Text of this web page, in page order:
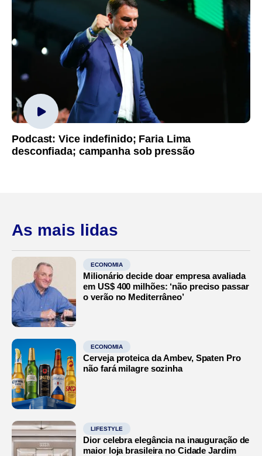
Podcast: Vice indefinido; Faria Lima
desconfiada; campanha sob pressão
As mais lidas
ECONOMIA
Milionário decide doar empresa avaliada
em US$ 400 milhões: ‘não preciso passar
o verão no Mediterrâneo’
ECONOMIA
Cerveja proteica da Ambev, Spaten Pro
não fará milagre sozinha
LIFESTYLE
Dior celebra elegância na inauguração de
maior loja brasileira no Cidade Jardim